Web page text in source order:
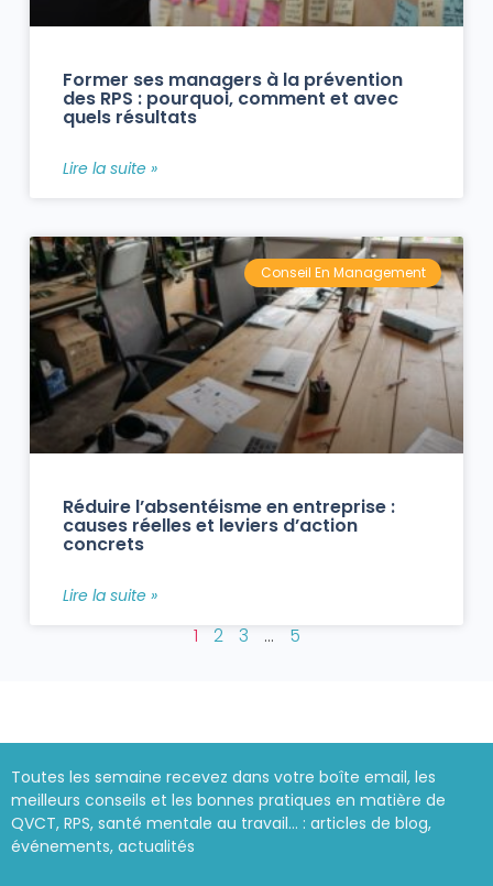
Former ses managers à la prévention
des RPS : pourquoi, comment et avec
quels résultats
Lire la suite »
Conseil En Management
Réduire l’absentéisme en entreprise :
causes réelles et leviers d’action
concrets
Lire la suite »
1 2 3 … 5
Toutes les semaine recevez dans votre boîte email, les
meilleurs conseils et les bonnes pratiques en matière de
QVCT, RPS, santé mentale au travail… : articles de blog,
événements, actualités